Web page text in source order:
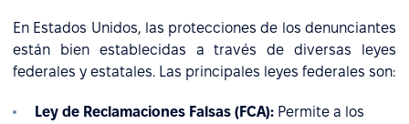
En Estados Unidos, las protecciones de los denunciantes
están bien establecidas a través de diversas leyes
federales y estatales. Las principales leyes federales son:
Ley de Reclamaciones Falsas (FCA): Permite a los